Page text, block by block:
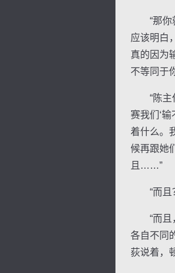
“那你就
应该明白
真的因为
不等同于
“陈主任
赛我们‘
着什么。
候再跟她
且……”
“而且？
“而且，
各自不同
荻说着，